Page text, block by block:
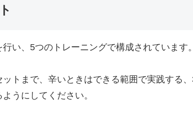
い、5つのトレーニングで構成されています
トまで、辛いときはできる範囲で実践する、
うにしてください。